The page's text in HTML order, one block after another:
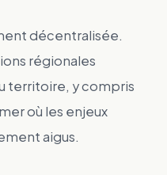
décentralisée.
régionales
territoire, y compris
où les enjeux
aigus.